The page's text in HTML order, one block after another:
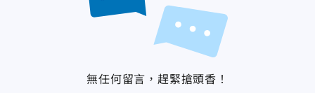
無任何留言，趕緊搶頭香！